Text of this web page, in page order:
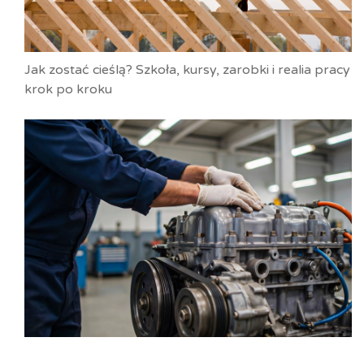
Jak zostać cieślą? Szkoła, kursy, zarobki i realia pracy
krok po kroku